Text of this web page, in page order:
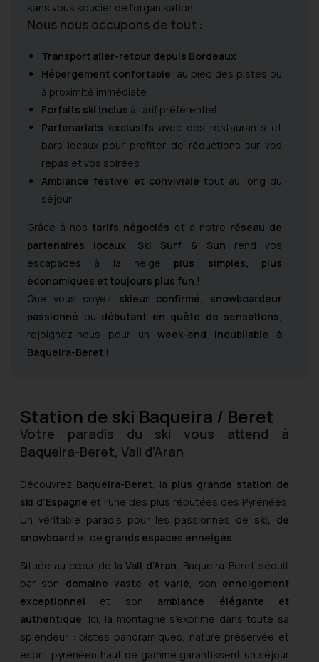
sans vous soucier de l’organisation !
Nous nous occupons de tout :
Transport aller-retour depuis Bordeaux
Hébergement confortable, au pied des pistes ou
à proximité immédiate
Forfaits ski inclus à tarif préférentiel
Partenariats exclusifs avec des restaurants et
bars locaux pour profiter de réductions sur vos
repas et vos soirées
Ambiance festive et conviviale tout au long du
séjour
Grâce à nostarifs négociés et à notre réseau de
partenaires locaux, Ski Surf & Sun rend vos
escapades à la neige plus simples, plus
économiques et toujours plus fun !
Que vous soyez skieur confirmé, snowboardeur
passionné ou débutant en quête de sensations,
rejoignez-nous pour un week-end inoubliable à
Baqueira-Beret !
Station de ski Baqueira / Beret
Votre paradis du ski vous attend à
Baqueira-Beret, Vall d’Aran
Découvrez Baqueira-Beret, la plus grande station de
ski d’Espagne et l’une des plus réputées des Pyrénées.
Un véritable paradis pour les passionnés de ski, de
snowboard et de grands espaces enneigés.
Située au cœur de laVall d’Aran, Baqueira-Beret séduit
par son domaine vaste et varié, son enneigement
exceptionnel et son ambiance élégante et
authentique. Ici, la montagne s’exprime dans toute sa
splendeur : pistes panoramiques, nature préservée et
esprit pyrénéen haut de gamme garantissent un séjour